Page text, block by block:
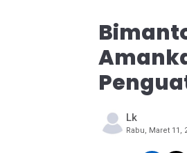
Lk
Rabu, Maret 11,